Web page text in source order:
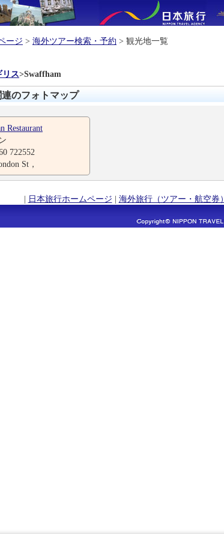
ージ > 海外ツアー検索・予約 > 観光地一覧
リス>Swaffham
のフォトマップ
Restaurant
722552
St，
| 日本旅行ホームページ | 海外旅行（ツアー・航空券）